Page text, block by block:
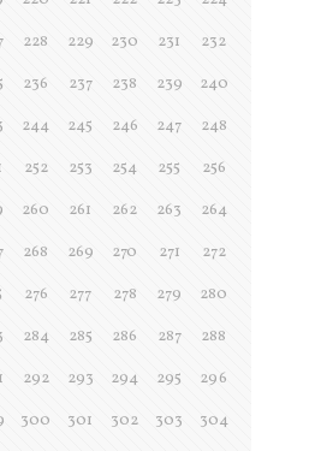
228 229 230 231
232
236 237 238 239
240
244 245 246 247
248
252 253 254 255
256
260 261 262 263
264
268 269 270 271
272
276 277 278 279
280
284 285 286 287
288
292 293 294 295
296
300 301 302 303
304